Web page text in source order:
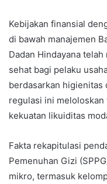
Kebijakan finansial
di bawah manajemen
Dadan Hindayana
sehat bagi pelaku
berdasarkan higienitas
regulasi ini
kekuatan likuiditas
Fakta rekapitulasi
Pemenuhan Gizi
mikro, termasuk